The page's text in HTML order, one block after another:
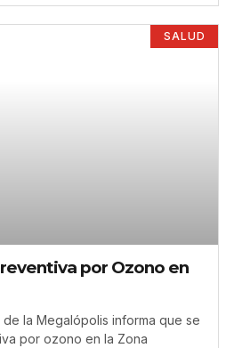
SALUD
por Ozono en
de la Megalópolis informa que se
por ozono en la Zona